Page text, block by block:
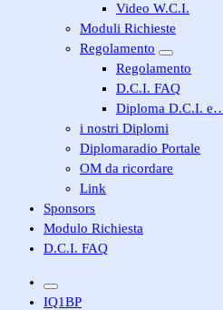
Video W.C.I.
Moduli Richieste
Regolamento
Regolamento
D.C.I. FAQ
Diploma D.C.I.
i nostri Diplomi
Diplomaradio Portale
OM da ricordare
Link
Sponsors
Modulo Richiesta
D.C.I. FAQ
IQ1BP